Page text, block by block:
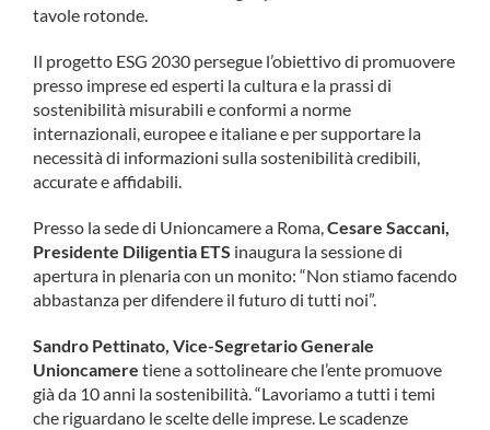
tavole rotonde.
Il progetto ESG 2030 persegue l’obiettivo di promuovere
presso imprese ed esperti la cultura e la prassi di
sostenibilità misurabili e conformi a norme
internazionali, europee e italiane e per supportare la
necessità di informazioni sulla sostenibilità credibili,
accurate e affidabili.
Presso la sede di Unioncamere a Roma,Cesare Saccani,
Presidente Diligentia ETS inaugura la sessione di
apertura in plenaria con un monito: “Non stiamo facendo
abbastanza per difendere il futuro di tutti noi”.
Sandro Pettinato, Vice-Segretario Generale
Unioncamere tiene a sottolineare che l’ente promuove
già da 10 anni la sostenibilità. “Lavoriamo a tutti i temi
che riguardano le scelte delle imprese. Le scadenze